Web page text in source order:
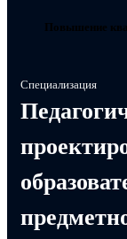
Повышение
Специализация